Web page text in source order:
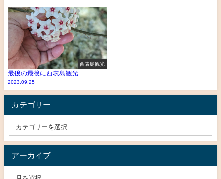
西表島観光
最後の最後に西表島観光
2023.09.25
カテゴリー
アーカイブ